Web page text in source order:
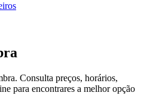
Consulta preços, horários,
para encontrares a melhor opção